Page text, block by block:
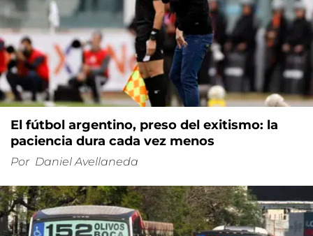
El fútbol argentino, preso del exitismo: la
paciencia dura cada vez menos
Por Daniel Avellaneda